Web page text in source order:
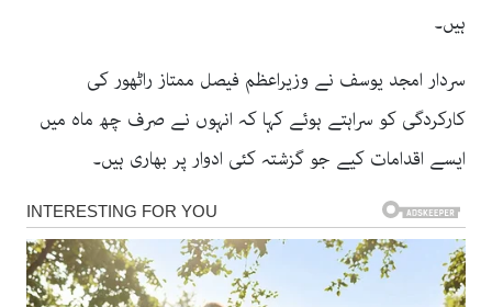
ہیں۔
سردار امجد یوسف نے وزیراعظم فیصل ممتاز راٹھور کی
کارکردگی کو سراہتے ہوئے کہا کہ انہوں نے صرف چھ ماہ میں
ایسے اقدامات کیے جو گزشتہ کئی ادوار پر بھاری ہیں۔